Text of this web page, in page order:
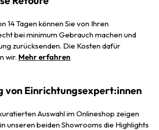
14 Tagen können Sie von Ihren
bei minimum Gebrauch machen und
zurücksenden. Die Kosten dafür
wir. Mehr erfahren
von Einrichtungsexpert:innen
Auswahl im Onlineshop zeigen
unseren beiden Showrooms die Highlights